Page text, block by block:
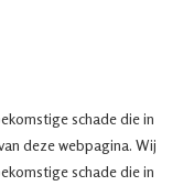
schade die in
deze webpagina. Wij
schade die in